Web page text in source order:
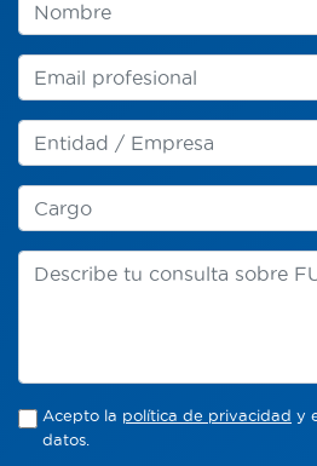
Acepto la política de privacidad y
datos.